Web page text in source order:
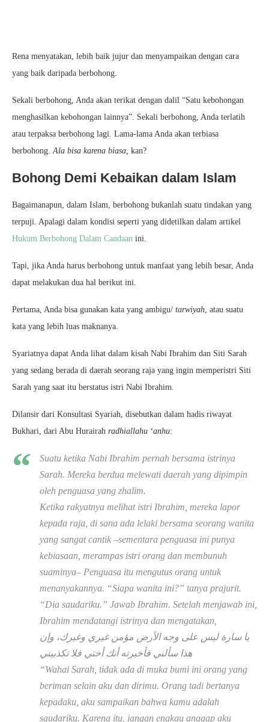
Rena menyatakan, lebih baik jujur dan menyampaikan dengan cara
yang baik daripada berbohong.
Sekali berbohong, Anda akan terikat dengan dalil “Satu kebohongan
menghasilkan kebohongan lainnya”. Sekali berbohong, Anda terlatih
atau terpaksa berbohong lagi. Lama-lama Anda akan terbiasa
berbohong.Ala bisa karena biasa, kan?
Bohong Demi Kebaikan dalam Islam
Bagaimanapun, dalam Islam, berbohong bukanlah suatu tindakan yang
terpuji. Apalagi dalam kondisi seperti yang didetilkan dalam artikel
Hukum Berbohong Dalam Candaan ini.
Tapi, jika Anda harus berbohong untuk manfaat yang lebih besar, Anda
dapat melakukan dua hal berikut ini.
Pertama, Anda bisa gunakan kata yang ambigu/ tarwiyah, atau suatu
kata yang lebih luas maknanya.
Syariatnya dapat Anda lihat dalam kisah Nabi Ibrahim dan Siti Sarah
yang sedang berada di daerah seorang raja yang ingin memperistri Siti
Sarah yang saat itu berstatus istri Nabi Ibrahim.
Dilansir dari Konsultasi Syariah, disebutkan dalam hadis riwayat
Bukhari, dari Abu Hurairah radhiallahu ‘anhu:
Suatu ketika Nabi Ibrahim pernah bersama istrinya
Sarah. Mereka berdua melewati daerah yang dipimpin
oleh penguasa yang zhalim.
Ketika rakyatnya melihat istri Ibrahim, mereka lapor
kepada raja, di sana ada lelaki bersama seorang wanita
yang sangat cantik –sementara penguasa ini punya
kebiasaan, merampas istri orang dan membunuh
suaminya– Penguasa itu mengutus orang untuk
menanyakannya. “Siapa wanita ini?” tanya prajurit.
“Dia saudariku.” Jawab Ibrahim. Setelah menjawab ini,
Ibrahim mendatangi istrinya dan mengatakan,
يا سارة ليس على وجه الأرض مؤمن غيري وغيرك، وإن
هذا سألني فأخبرته أنك أختي فلا تكذبيني
“Wahai Sarah, tidak ada di muka bumi ini orang yang
beriman selain aku dan dirimu. Orang tadi bertanya
kepadaku, aku sampaikan bahwa kamu adalah
saudariku. Karena itu, jangan engkau anggap aku